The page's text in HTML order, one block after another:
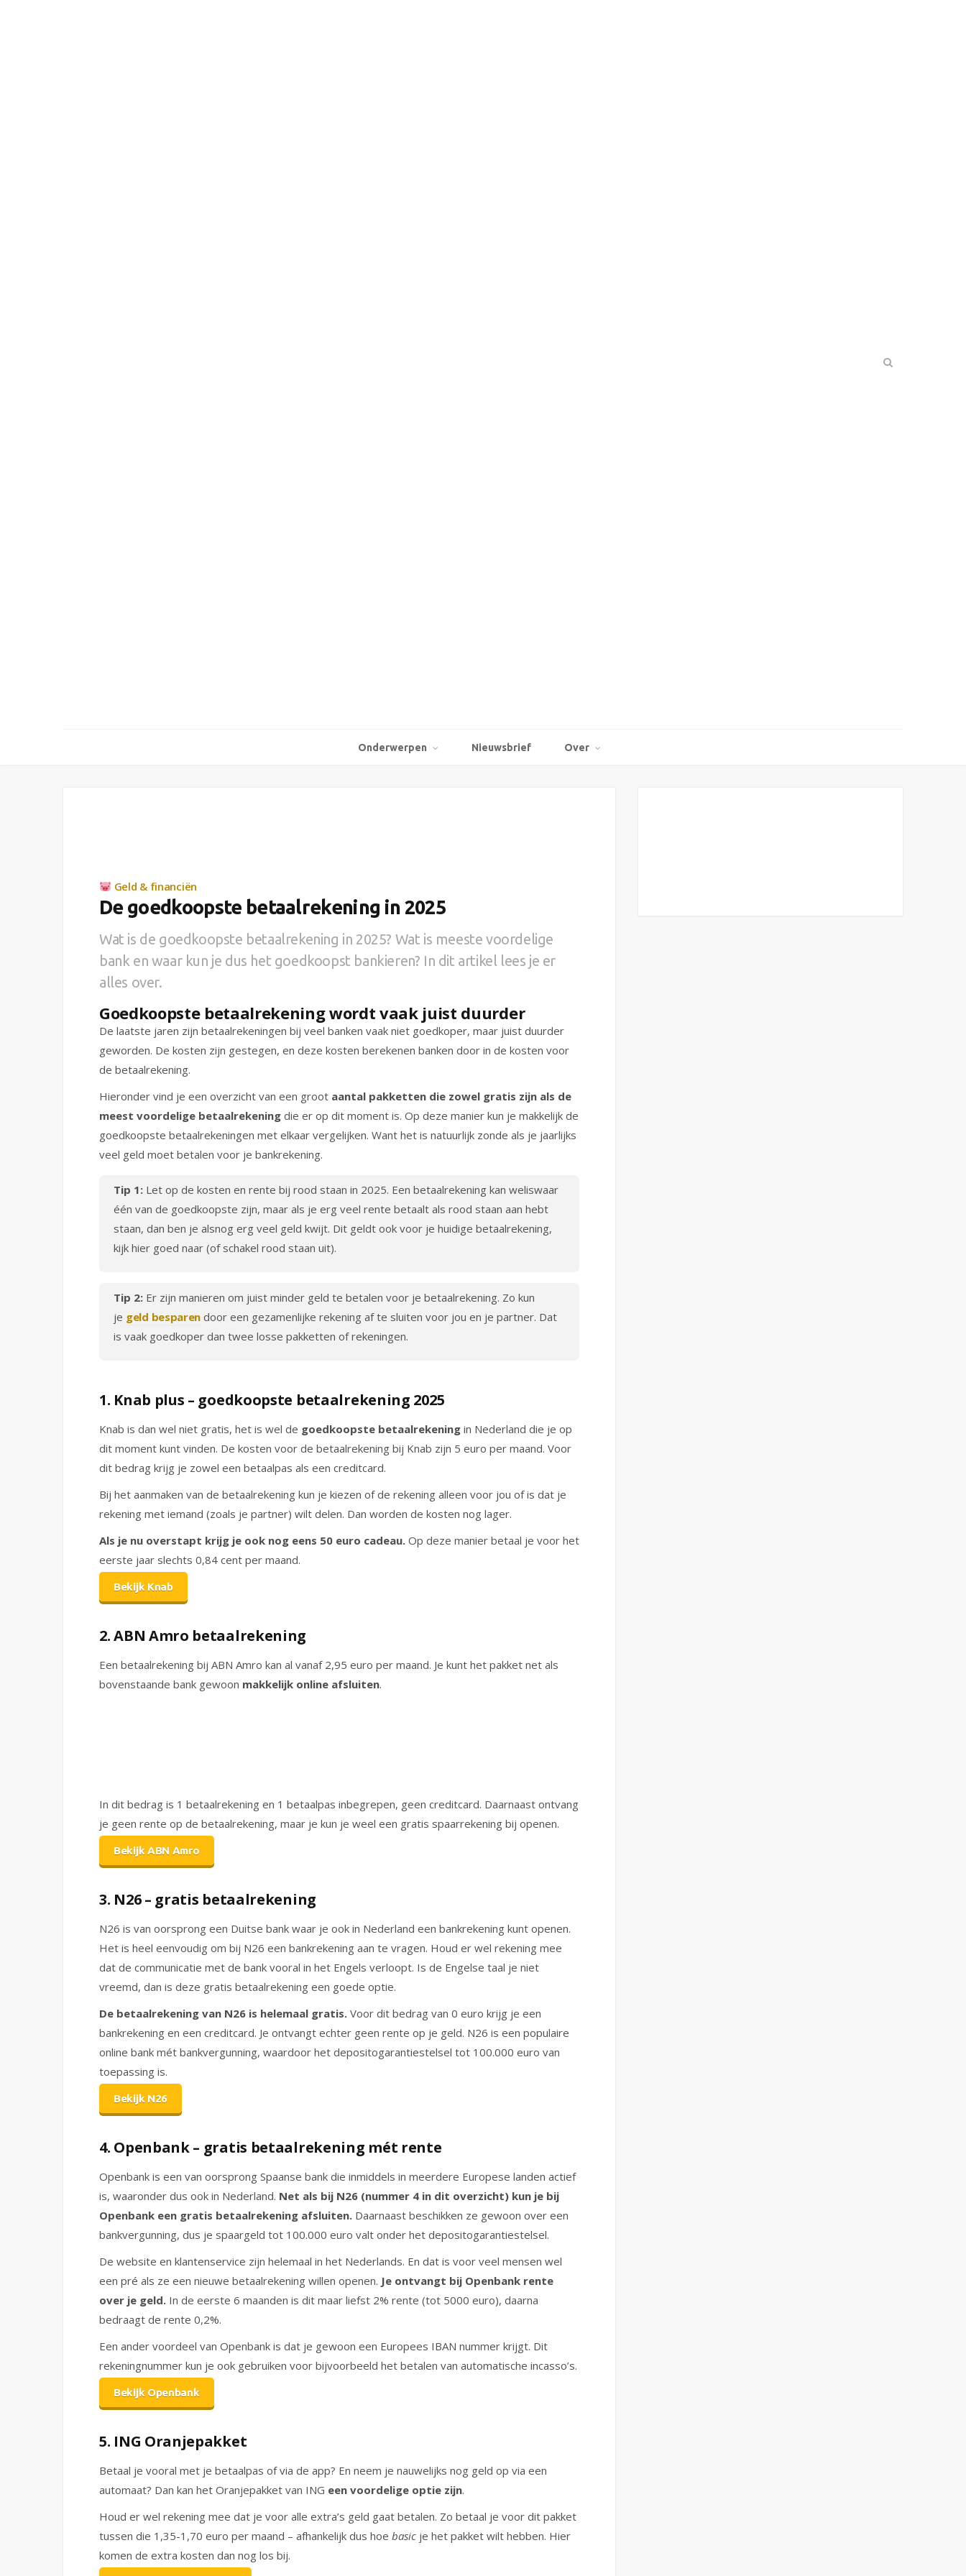
Onderwerpen Nieuwsbrief Over
Geld & financiën
De goedkoopste betaalrekening in 2025
Wat is de goedkoopste betaalrekening in 2025? Wat is meeste voordelige
bank en waar kun je dus het goedkoopst bankieren? In dit artikel lees je er
alles over.
Goedkoopste betaalrekening wordt vaak juist duurder
De laatste jaren zijn betaalrekeningen bij veel banken vaak niet goedkoper, maar juist duurder
geworden. De kosten zijn gestegen, en deze kosten berekenen banken door in de kosten voor
de betaalrekening.
Hieronder vind je een overzicht van een groot aantal pakketten die zowel gratis zijn als de
meest voordelige betaalrekening die er op dit moment is. Op deze manier kun je makkelijk de
goedkoopste betaalrekeningen met elkaar vergelijken. Want het is natuurlijk zonde als je jaarlijks
veel geld moet betalen voor je bankrekening.
Tip 1: Let op de kosten en rente bij rood staan in 2025. Een betaalrekening kan weliswaar
één van de goedkoopste zijn, maar als je erg veel rente betaalt als rood staan aan hebt
staan, dan ben je alsnog erg veel geld kwijt. Dit geldt ook voor je huidige betaalrekening,
kijk hier goed naar (of schakel rood staan uit).
Tip 2: Er zijn manieren om juist minder geld te betalen voor je betaalrekening. Zo kun
je geld besparen door een gezamenlijke rekening af te sluiten voor jou en je partner. Dat
is vaak goedkoper dan twee losse pakketten of rekeningen.
1. Knab plus – goedkoopste betaalrekening 2025
Knab is dan wel niet gratis, het is wel de goedkoopste betaalrekening in Nederland die je op
dit moment kunt vinden. De kosten voor de betaalrekening bij Knab zijn 5 euro per maand. Voor
dit bedrag krijg je zowel een betaalpas als een creditcard.
Bij het aanmaken van de betaalrekening kun je kiezen of de rekening alleen voor jou of is dat je
rekening met iemand (zoals je partner) wilt delen. Dan worden de kosten nog lager.
Als je nu overstapt krijg je ook nog eens 50 euro cadeau. Op deze manier betaal je voor het
eerste jaar slechts 0,84 cent per maand.
Bekijk Knab
2. ABN Amro betaalrekening
Een betaalrekening bij ABN Amro kan al vanaf 2,95 euro per maand. Je kunt het pakket net als
bovenstaande bank gewoon makkelijk online afsluiten.
In dit bedrag is 1 betaalrekening en 1 betaalpas inbegrepen, geen creditcard. Daarnaast ontvang
je geen rente op de betaalrekening, maar je kun je weel een gratis spaarrekening bij openen.
Bekijk ABN Amro
3. N26 – gratis betaalrekening
N26 is van oorsprong een Duitse bank waar je ook in Nederland een bankrekening kunt openen.
Het is heel eenvoudig om bij N26 een bankrekening aan te vragen. Houd er wel rekening mee
dat de communicatie met de bank vooral in het Engels verloopt. Is de Engelse taal je niet
vreemd, dan is deze gratis betaalrekening een goede optie.
De betaalrekening van N26 is helemaal gratis. Voor dit bedrag van 0 euro krijg je een
bankrekening en een creditcard. Je ontvangt echter geen rente op je geld. N26 is een populaire
online bank mét bankvergunning, waardoor het depositogarantiestelsel tot 100.000 euro van
toepassing is.
Bekijk N26
4. Openbank – gratis betaalrekening mét rente
Openbank is een van oorsprong Spaanse bank die inmiddels in meerdere Europese landen actief
is, waaronder dus ook in Nederland. Net als bij N26 (nummer 4 in dit overzicht) kun je bij
Openbank een gratis betaalrekening afsluiten. Daarnaast beschikken ze gewoon over een
bankvergunning, dus je spaargeld tot 100.000 euro valt onder het depositogarantiestelsel.
De website en klantenservice zijn helemaal in het Nederlands. En dat is voor veel mensen wel
een pré als ze een nieuwe betaalrekening willen openen. Je ontvangt bij Openbank rente
over je geld. In de eerste 6 maanden is dit maar liefst 2% rente (tot 5000 euro), daarna
bedraagt de rente 0,2%.
Een ander voordeel van Openbank is dat je gewoon een Europees IBAN nummer krijgt. Dit
rekeningnummer kun je ook gebruiken voor bijvoorbeeld het betalen van automatische incasso’s.
Bekijk Openbank
5. ING Oranjepakket
Betaal je vooral met je betaalpas of via de app? En neem je nauwelijks nog geld op via een
automaat? Dan kan het Oranjepakket van ING een voordelige optie zijn.
Houd er wel rekening mee dat je voor alle extra’s geld gaat betalen. Zo betaal je voor dit pakket
tussen die 1,35-1,70 euro per maand – afhankelijk dus hoe basic je het pakket wilt hebben. Hier
komen de extra kosten dan nog los bij.